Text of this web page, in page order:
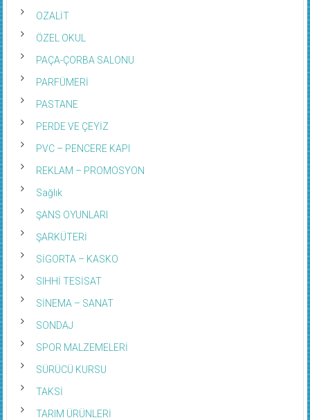
OZALİT
ÖZEL OKUL
PAÇA-ÇORBA SALONU
PARFÜMERİ
PASTANE
PERDE VE ÇEYİZ
PVC – PENCERE KAPI
REKLAM – PROMOSYON
Sağlık
ŞANS OYUNLARI
ŞARKÜTERİ
SİGORTA – KASKO
SIHHİ TESİSAT
SİNEMA – SANAT
SONDAJ
SPOR MALZEMELERİ
SÜRÜCÜ KURSU
TAKSİ
TARIM ÜRÜNLERİ